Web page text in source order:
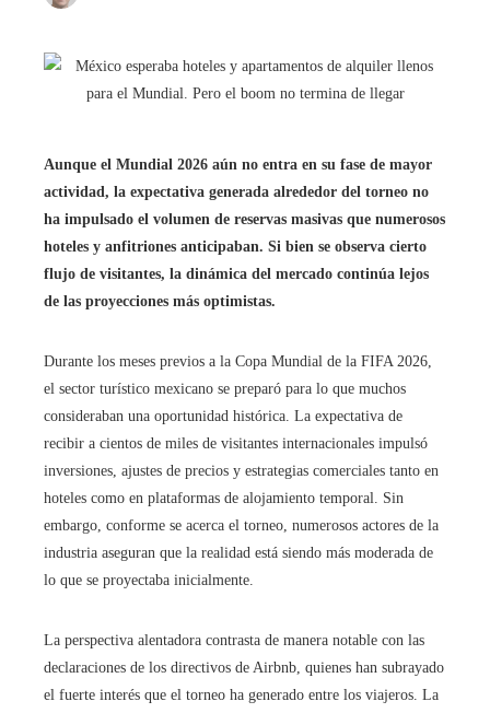
Aunque el Mundial 2026 aún no entra en su fase de mayor
actividad, la expectativa generada alrededor del torneo no
ha impulsado el volumen de reservas masivas que numerosos
hoteles y anfitriones anticipaban. Si bien se observa cierto
flujo de visitantes, la dinámica del mercado continúa lejos
de las proyecciones más optimistas.
Durante los meses previos a la Copa Mundial de la FIFA 2026,
el sector turístico mexicano se preparó para lo que muchos
consideraban una oportunidad histórica. La expectativa de
recibir a cientos de miles de visitantes internacionales impulsó
inversiones, ajustes de precios y estrategias comerciales tanto en
hoteles como en plataformas de alojamiento temporal. Sin
embargo, conforme se acerca el torneo, numerosos actores de la
industria aseguran que la realidad está siendo más moderada de
lo que se proyectaba inicialmente.
La perspectiva alentadora contrasta de manera notable con las
declaraciones de los directivos de Airbnb, quienes han subrayado
el fuerte interés que el torneo ha generado entre los viajeros. La